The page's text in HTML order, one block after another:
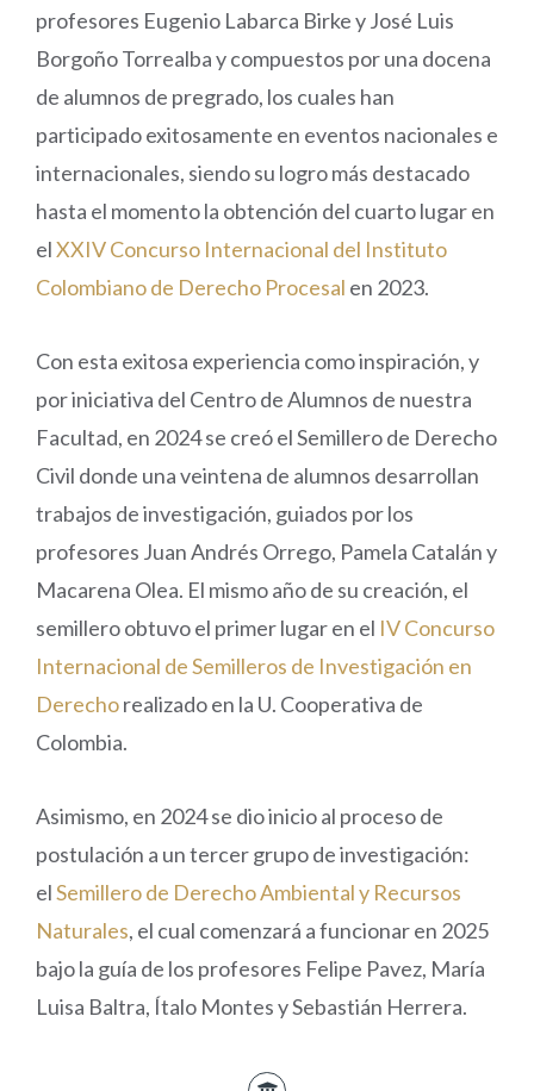
profesores Eugenio Labarca Birke y José Luis
Borgoño Torrealba y compuestos por una docena
de alumnos de pregrado, los cuales han
participado exitosamente en eventos nacionales e
internacionales, siendo su logro más destacado
hasta el momento la obtención del cuarto lugar en
elXXIV Concurso Internacional del Instituto
Colombiano de Derecho Procesal en 2023.
Con esta exitosa experiencia como inspiración, y
por iniciativa del Centro de Alumnos de nuestra
Facultad, en 2024 se creó el Semillero de Derecho
Civil donde una veintena de alumnos desarrollan
trabajos de investigación, guiados por los
profesores Juan Andrés Orrego, Pamela Catalán y
Macarena Olea. El mismo año de su creación, el
semillero obtuvo el primer lugar en el IV Concurso
Internacional de Semilleros de Investigación en
Derechorealizado en la U. Cooperativa de
Colombia.
Asimismo, en 2024 se dio inicio al proceso de
postulación a un tercer grupo de investigación:
elSemillero de Derecho Ambiental y Recursos
Naturales, el cual comenzará a funcionar en 2025
bajo la guía de los profesores Felipe Pavez, María
Luisa Baltra, Ítalo Montes y Sebastián Herrera.